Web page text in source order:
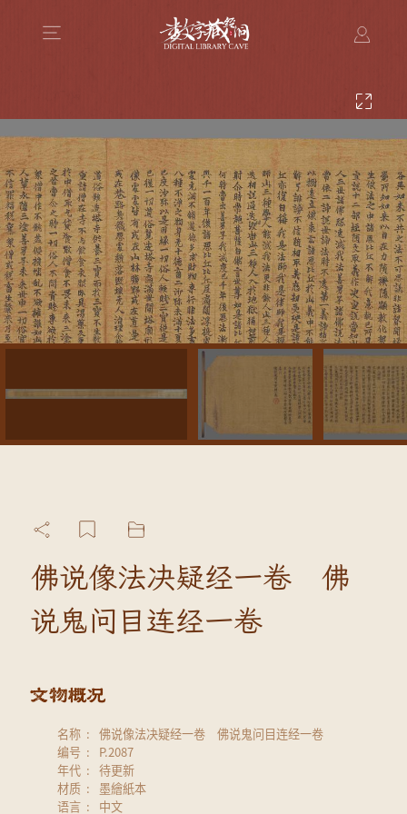
佛说像法决疑经一卷 佛
说鬼问目连经一卷
名称
佛说像法决疑经一卷 佛说鬼问目连经一卷
编号
P.2087
年代
待更新
材质
墨繪紙本
语言
中文